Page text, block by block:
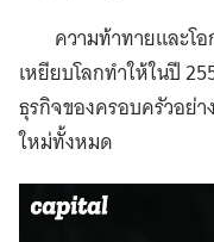
ความท้าทายและโ
เหยียบโลกทำให้ในปี
ธุรกิจของครอบครัวอย่า
ใหม่ทั้งหมด